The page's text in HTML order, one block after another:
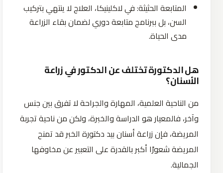
المتابعة الحثيثة: في لاكلينيكا، العلاج لا ينتهي بتركيب
السن، بل ببرنامج متابعة دوري لضمان بقاء الزراعة
مدى الحياة.
هل الدكتورة تختلف عن الدكتور في زراعة
الأسنان؟
من الناحية العلمية، المهارة والجراحة لا تفرق بين جنس
وآخر، فالمعيار هو الدراسة والخبرة، ولكن من ناحية تجربة
المريضة، فإن زراعة أسنان بيد دكتورة الخبر قد تمنح
المريضة شعورًا أكبر بالقدرة على التعبير عن مخاوفها
الجمالية.